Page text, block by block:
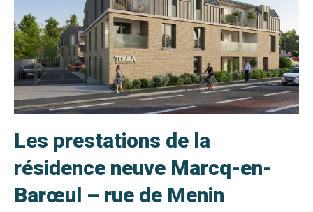
Les prestations de la
résidence neuve Marcq-en-
Barœul – rue de Menin